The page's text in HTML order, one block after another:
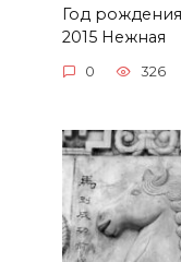
Год рождения:
2015 Нежная
0 326